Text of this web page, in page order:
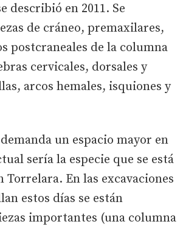
describió en 2011. Se
de cráneo, premaxilares,
postcraneales de la columna
cervicales, dorsales y
arcos hemales, isquiones y
un espacio mayor en
sería la especie que se está
Torrelara. En las excavaciones
estos días se están
importantes (una columna